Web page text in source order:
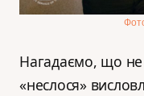
Нагадаємо, що не
«неслося»